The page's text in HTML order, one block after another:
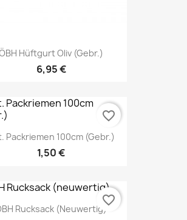
Hüftgurt Oliv (gebr.)
6,95 €
Packriemen 100cm (gebr.)
1,50 €
favorite_border
Rucksack (neuwertig)
favorite_border